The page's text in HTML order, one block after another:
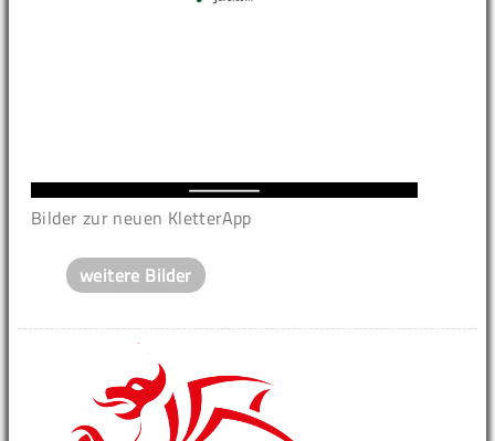
Bilder zur neuen KletterApp
weitere Bilder